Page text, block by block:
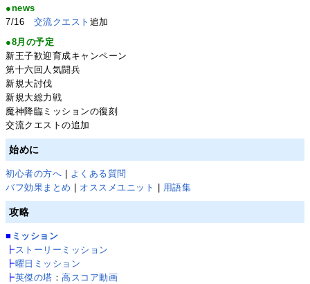
●news
7/16 交流クエスト 追加
●8月の予定
新王子歓迎育成キャンペーン
第十六回人気闘兵
新規大討伐
新規大総力戦
魔神降臨ミッションの復刻
交流クエストの追加
始めに
初心者の方へ
よくある質問
バフ効果まとめ
オススメユニット 用語集
攻略
■ ミッション
┣ストーリーミッション
┣曜日ミッション
┣英傑の塔 ：高スコア動画